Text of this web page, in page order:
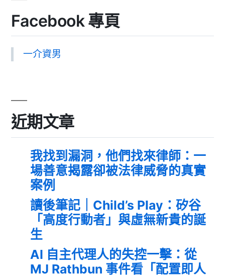
Facebook 專頁
一介資男
近期文章
我找到漏洞，他們找來律師：一
場善意揭露卻被法律威脅的真實
案例
讀後筆記｜Child’s Play：矽谷
「高度行動者」與虛無新貴的誕
生
AI 自主代理人的失控一擊：從
MJ Rathbun 事件看「配置即人